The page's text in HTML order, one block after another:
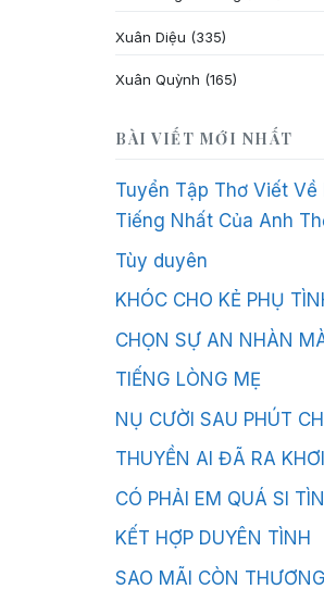
Xuân Diệu (335)
Xuân Quỳnh (165)
BÀI VIẾT MỚI NHẤT
Tuyển Tập Thơ Viết
Tiếng Nhất Của Anh
Tùy duyên
KHÓC CHO KẺ PHỤ
CHỌN SỰ AN NHÀN
TIẾNG LÒNG MẸ
NỤ CƯỜI SAU PHÚT
THUYỀN AI ĐÃ RA KHƠI
CÓ PHẢI EM QUÁ SI
KẾT HỢP DUYÊN TÌNH
SAO MÃI CÒN THƯƠNG